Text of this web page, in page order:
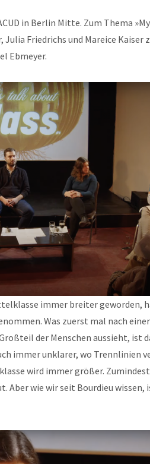
in Berlin Mitte. Zum Thema
Friedrichs und Mareice Kaiser
Ebmeyer.
immer breiter geworden,
Was zuerst mal nach
der Menschen aussieht, ist
immer unklarer, wo Trennlinien
wird immer größer.
Aber wie wir seit Bourdieu wissen,